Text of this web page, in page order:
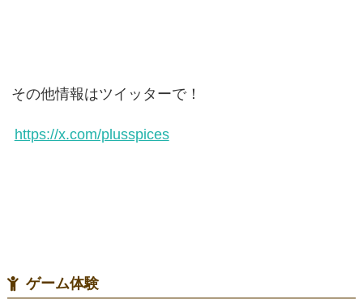
その他情報はツイッターで！
https://x.com/plusspices
ゲーム体験